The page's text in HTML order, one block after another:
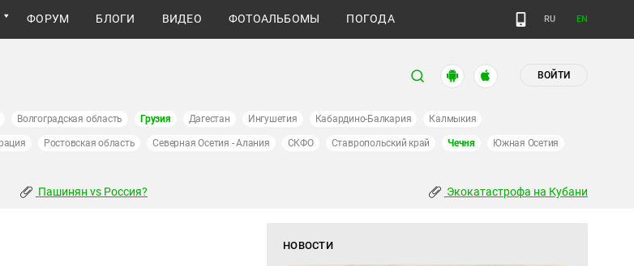
ФОРУМ БЛОГИ ВИДЕО ФОТОАЛЬБОМЫ ПОГОДА RU EN
ВОЙТИ
Волгоградская область Грузия Дагестан Ингушетия Кабардино-Балкария Калмыкия
Ростовская область Северная Осетия - Алания СКФО Ставропольский край Чечня Южная Осетия
Пашинян vs Россия? Экокатастрофа на Кубани
НОВОСТИ